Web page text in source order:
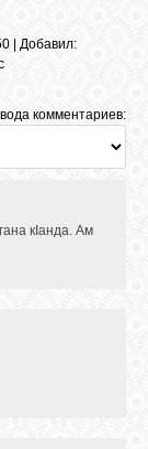
| Добавил:
комментариев:
кIанда. Ам